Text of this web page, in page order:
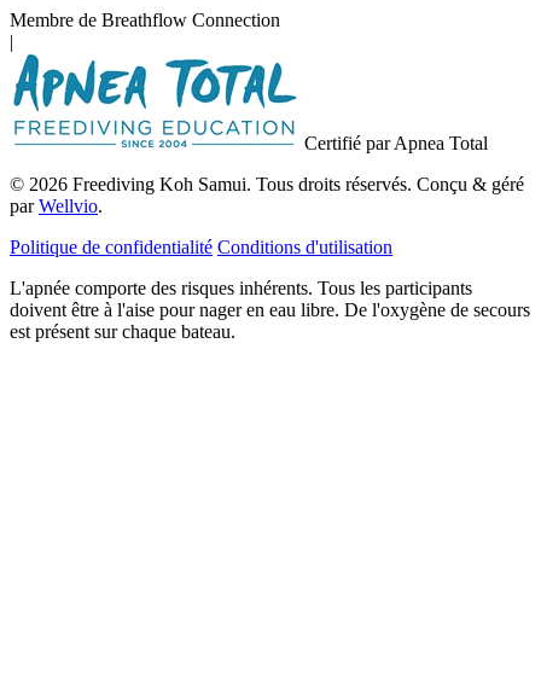
Membre de Breathflow Connection
|
Certifié par Apnea Total
© 2026 Freediving Koh Samui. Tous droits réservés. Conçu & géré
parWellvio.
Politique de confidentialité Conditions d'utilisation
L'apnée comporte des risques inhérents. Tous les participants
doivent être à l'aise pour nager en eau libre. De l'oxygène de secours
est présent sur chaque bateau.